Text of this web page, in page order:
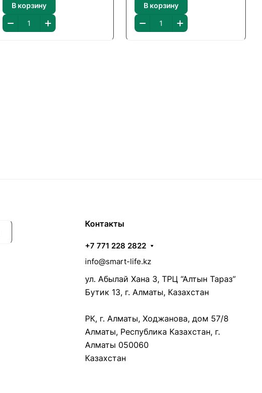
В корзину В корзину
Контакты
+7 771 228 2822
info@smart-life.kz
ул. Абылай Хана 3, ТРЦ “Алтын Тараз”
Бутик 13, г. Алматы, Казахстан
РК, г. Алматы, Ходжанова, дом 57/8
Алматы, Республика Казахстан, г.
Алматы 050060
Казахстан